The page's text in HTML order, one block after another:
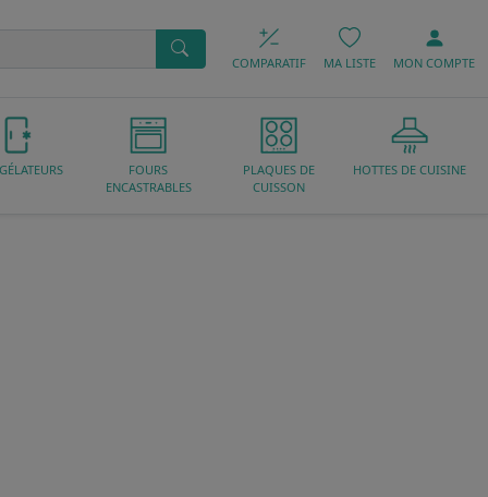
COMPARATIF MA LISTE MON COMPTE
FOURS
ENCASTRABLES
PLAQUES DE
CUISSON
HOTTES DE CUISINE